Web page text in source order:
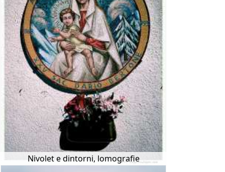
Nivolet e dintorni, lomografie